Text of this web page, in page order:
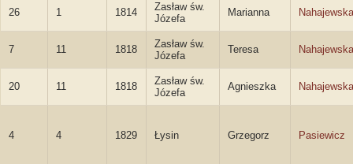
26 1 1814
Zasław św.
Józefa
Marianna Nahajewska
7 11 1818
Zasław św.
Józefa
Teresa Nahajewska
20 11 1818
Zasław św.
Józefa
Agnieszka Nahajewska
4 4 1829 Łysin Grzegorz Pasiewicz